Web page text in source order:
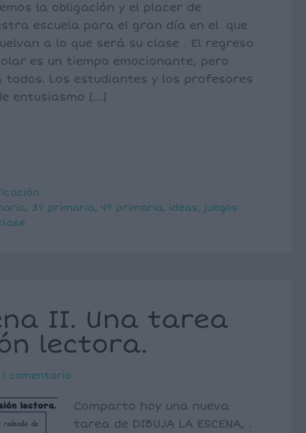
la obligación y el placer de
escuela para el gran día en el que
a lo que será su clase . El regreso
es un tiempo emocionante, pero
todos. Los estudiantes y los profesores
entusiasmo […]
, 3º primaria, 4º primaria, ideas, juegos
II. Una tarea
lectora.
1 comentario
Comparto hoy una nueva
tarea de DIBUJA LA ESCENA, .